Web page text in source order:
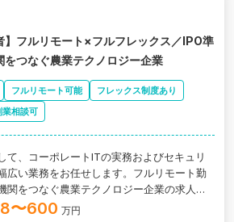
】フルリモート×フルフレックス／IPO準
をつなぐ農業テクノロジー企業
フルリモート可能
フレックス制度あり
業相談可
て、コーポレートITの実務およびセキュリ
広い業務をお任せします。フルリモート勤
関をつなぐ農業テクノロジー企業の求人で
〜600 万円